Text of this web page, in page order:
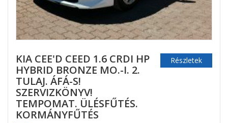
KIA CEE'D CEED 1.6 CRDI HP
HYBRID BRONZE MO.-I. 2.
TULAJ. ÁFÁ-S!
SZERVIZKÖNYV!
TEMPOMAT. ÜLÉSFŰTÉS.
KORMÁNYFŰTÉS
Részletek